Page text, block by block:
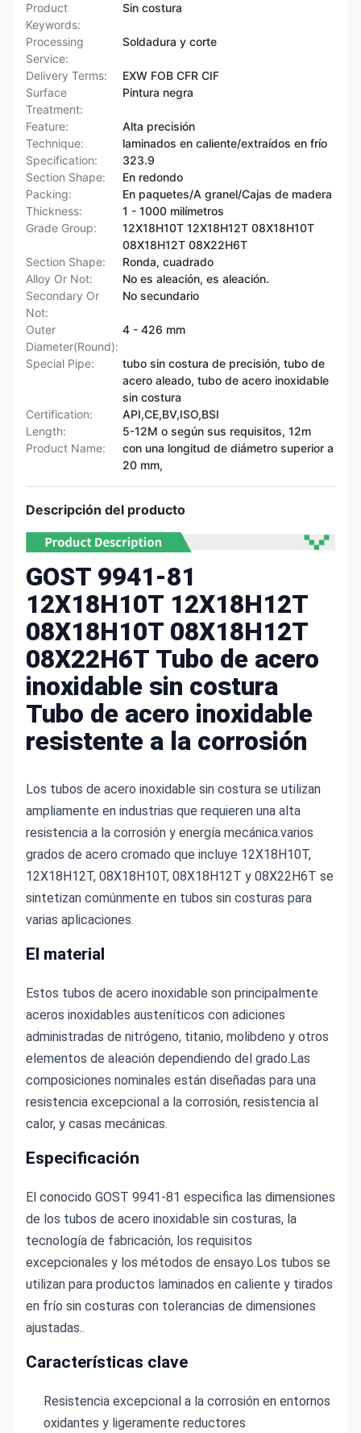
Product
Keywords:
Sin costura
Processing
Service:
Soldadura y corte
Delivery Terms:
EXW FOB CFR CIF
Surface
Treatment:
Pintura negra
Feature:
Alta precisión
Technique:
laminados en caliente/extraídos en frío
Specification:
323.9
Section Shape:
En redondo
Packing:
En paquetes/A granel/Cajas de madera
Thickness:
1 - 1000 milímetros
Grade Group:
12X18H10T 12X18H12T 08X18H10T
08X18H12T 08Х22Н6Т
Section Shape:
Ronda, cuadrado
Alloy Or Not:
No es aleación, es aleación.
Secondary Or
Not:
No secundario
Outer
Diameter(Round):
4 - 426 mm
Special Pipe:
tubo sin costura de precisión, tubo de
acero aleado, tubo de acero inoxidable
sin costura
Certification:
API,CE,BV,ISO,BSI
Length:
5-12M o según sus requisitos, 12m
Product Name:
con una longitud de diámetro superior a
20 mm,
Descripción del producto
GOST 9941-81
12X18H10T 12X18H12T
08X18H10T 08X18H12T
08X22Н6Т Tubo de acero
inoxidable sin costura
Tubo de acero inoxidable
resistente a la corrosión
Los tubos de acero inoxidable sin costura se utilizan
ampliamente en industrias que requieren una alta
resistencia a la corrosión y energía mecánica.varios
grados de acero cromado que incluye 12X18H10T,
12X18H12T, 08X18H10T, 08X18H12T y 08Х22Н6Т se
sintetizan comúnmente en tubos sin costuras para
varias aplicaciones.
El material
Estos tubos de acero inoxidable son principalmente
aceros inoxidables austeníticos con adiciones
administradas de nitrógeno, titanio, molibdeno y otros
elementos de aleación dependiendo del grado.Las
composiciones nominales están diseñadas para una
resistencia excepcional a la corrosión, resistencia al
calor, y casas mecánicas.
Especificación
El conocido GOST 9941-81 especifica las dimensiones
de los tubos de acero inoxidable sin costuras, la
tecnología de fabricación, los requisitos
excepcionales y los métodos de ensayo.Los tubos se
utilizan para productos laminados en caliente y tirados
en frío sin costuras con tolerancias de dimensiones
ajustadas..
Características clave
Resistencia excepcional a la corrosión en entornos
oxidantes y ligeramente reductores